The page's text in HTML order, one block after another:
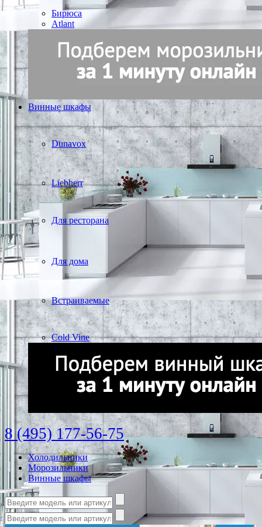
Бирюса
Atlant
Винные шкафы
Dunavox
Liebherr
Для ресторана
Для дома
Встраиваемые
Cold Vine
8 (495) 177-56-75
Холодильники
Морозильники
Винные шкафы